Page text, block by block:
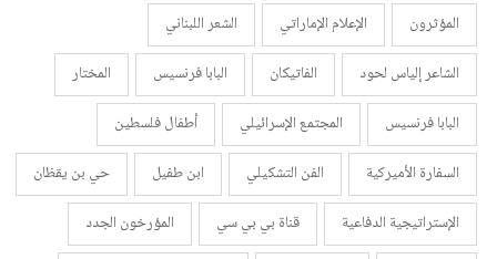
المؤثرون
الإعلام الإماراتي
الشعر اللبناني
الشاعر إلياس لحود
الفاتيكان البابا فرنسيس
المختار
البابا فرنسيس
المجتمع الإسرائيلي
أطفال فلسطين
السفارة الأميركية
الفن التشكيلي ابن طفيل
حي بن يقظان
الإستراتيجية الدفاعية
قناة بي بي سي
المؤرخون الجدد